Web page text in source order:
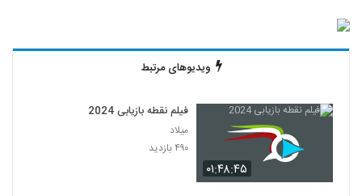
ویدیوهای مرتبط
۰۱:۴۸:۴۵
فیلم نقطه بازیابی 2024
میلاد
۴۹۰ بازدید